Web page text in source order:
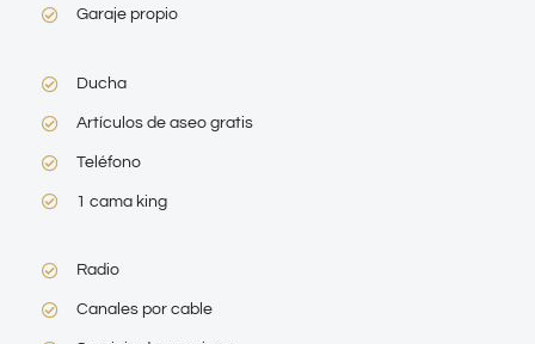
Garaje propio
Ducha
Artículos de aseo gratis
Teléfono
1 cama king
Radio
Canales por cable